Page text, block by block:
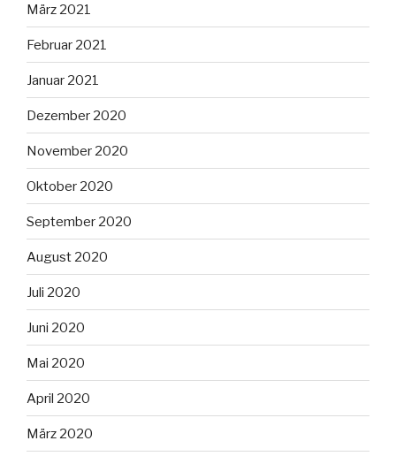
März 2021
Februar 2021
Januar 2021
Dezember 2020
November 2020
Oktober 2020
September 2020
August 2020
Juli 2020
Juni 2020
Mai 2020
April 2020
März 2020